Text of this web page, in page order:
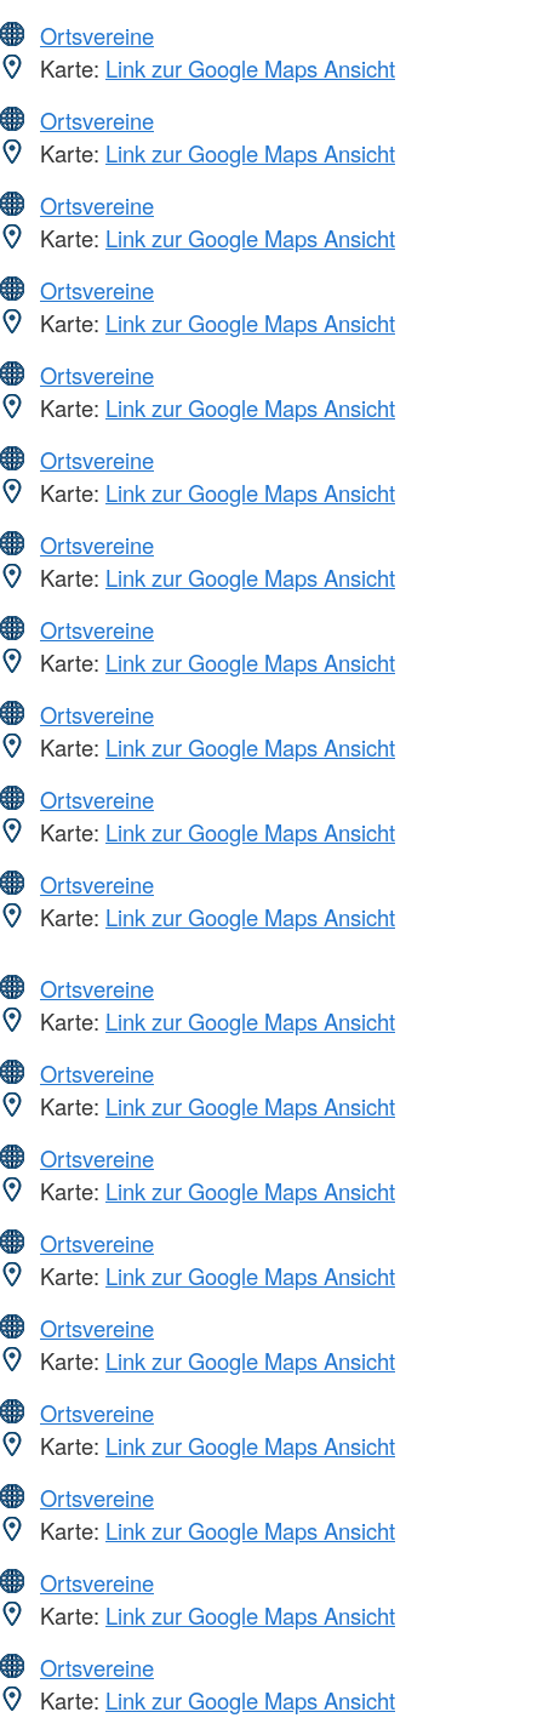
Ortsvereine
Karte: Link zur Google Maps Ansicht
Ortsvereine
Karte: Link zur Google Maps Ansicht
Ortsvereine
Karte: Link zur Google Maps Ansicht
Ortsvereine
Karte: Link zur Google Maps Ansicht
Ortsvereine
Karte: Link zur Google Maps Ansicht
Ortsvereine
Karte: Link zur Google Maps Ansicht
Ortsvereine
Karte: Link zur Google Maps Ansicht
Ortsvereine
Karte: Link zur Google Maps Ansicht
Ortsvereine
Karte: Link zur Google Maps Ansicht
Ortsvereine
Karte: Link zur Google Maps Ansicht
Ortsvereine
Karte: Link zur Google Maps Ansicht
Ortsvereine
Karte: Link zur Google Maps Ansicht
Ortsvereine
Karte: Link zur Google Maps Ansicht
Ortsvereine
Karte: Link zur Google Maps Ansicht
Ortsvereine
Karte: Link zur Google Maps Ansicht
Ortsvereine
Karte: Link zur Google Maps Ansicht
Ortsvereine
Karte: Link zur Google Maps Ansicht
Ortsvereine
Karte: Link zur Google Maps Ansicht
Ortsvereine
Karte: Link zur Google Maps Ansicht
Ortsvereine
Karte: Link zur Google Maps Ansicht